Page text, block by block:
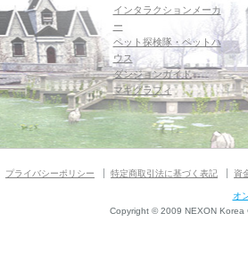
インタラクションメーカ
ー
ペット探検隊・ペットハ
ウス
ダンジョンガイド
マギグラフィ
プライバシーポリシー 特定商取引法に基づく表記 資
オ
Copyright © 2009 NEXON Korea